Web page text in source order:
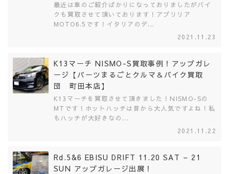
最近は車のご紹介ばかりになっておりましたがバイ
クも買取させて頂いております！アプリリア
MOTO6.5です！イタリアのデ...
2021.11.23
K13マーチ NISMO-S買取事例！アップガレ
ージ【パーツまるごとクルマ＆バイク買取
団 町田本店】
K13マーチを買取させて頂きました！NISMO-Sの
MTです！ホットハッチは昔から大人気ですよね！私
もハッチが大好きなの...
2021.11.22
Rd.5&6 EBISU DRIFT 11.20 SAT – 21
SUN アップガレージ出展！